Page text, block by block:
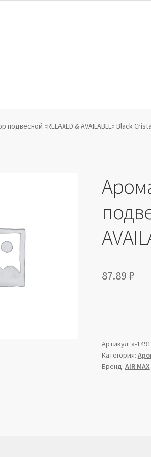
персональных данныхПроизводители
подвесной «RELAXED & AVAILABLE» Black
87.89 ₽
Артикул: a-
Категория:
Бренд: AIR MAX